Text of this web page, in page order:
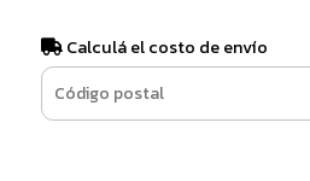
Calculá el costo de envío